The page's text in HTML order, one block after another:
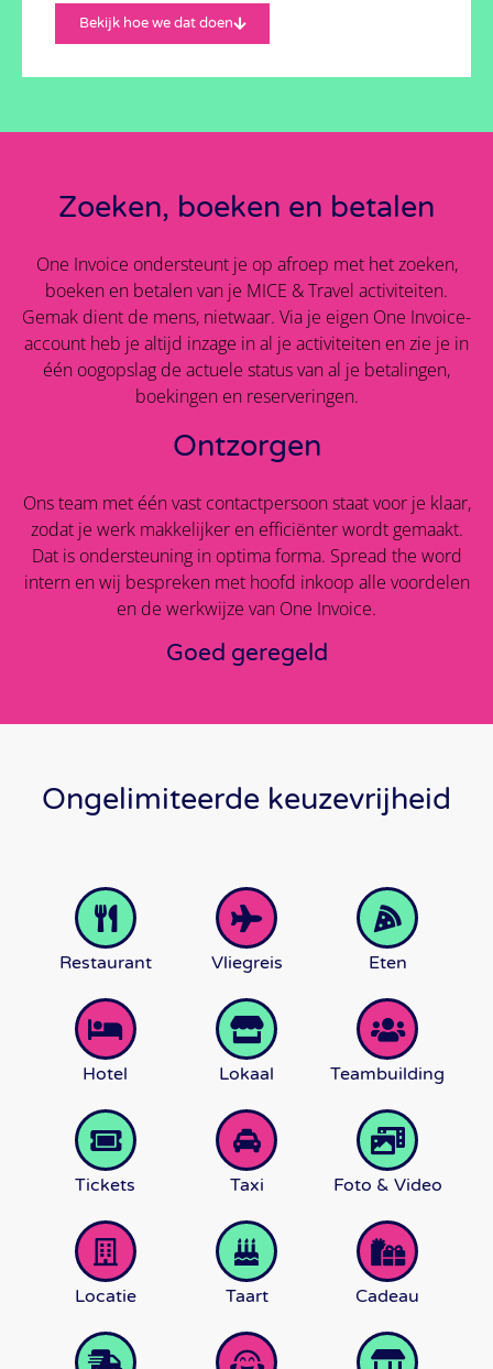
Bekijk hoe we dat doen
Zoeken, boeken en betalen
One Invoice ondersteunt je op afroep met het zoeken,
boeken en betalen van je MICE & Travel activiteiten.
Gemak dient de mens, nietwaar. Via je eigen One Invoice-
account heb je altijd inzage in al je activiteiten en zie je in
één oogopslag de actuele status van al je betalingen,
boekingen en reserveringen.
Ontzorgen
Ons team met één vast contactpersoon staat voor je klaar,
zodat je werk makkelijker en efficiënter wordt gemaakt.
Dat is ondersteuning in optima forma. Spread the word
intern en wij bespreken met hoofd inkoop alle voordelen
en de werkwijze van One Invoice.
Goed geregeld
Ongelimiteerde keuzevrijheid
Restaurant Vliegreis Eten
Hotel Lokaal Teambuilding
Tickets Taxi Foto & Video
Locatie Taart Cadeau